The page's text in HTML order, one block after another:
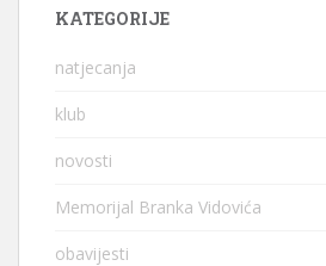
KATEGORIJE
natjecanja
klub
novosti
Memorijal Branka Vidovića
obavijesti